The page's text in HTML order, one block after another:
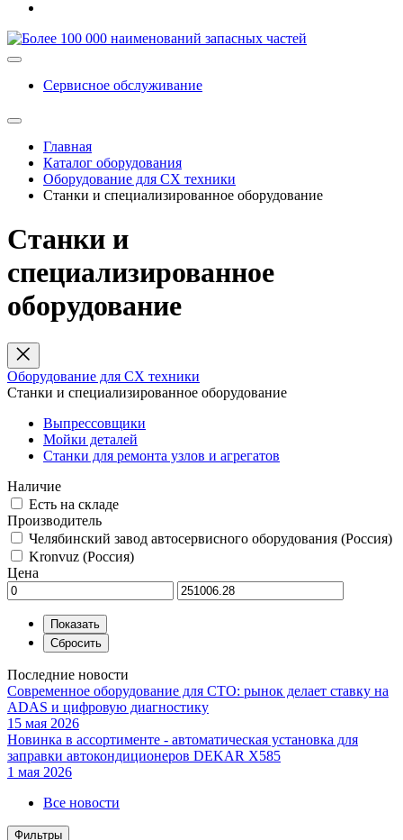
Сервисное обслуживание
Главная
Каталог оборудования
Оборудование для СХ техники
Станки и специализированное оборудование
Станки и
специализированное
оборудование
Оборудование для СХ техники
Станки и специализированное оборудование
Выпрессовщики
Мойки деталей
Станки для ремонта узлов и агрегатов
Наличие
Есть на складе
Производитель
Челябинский завод автосервисного оборудования (Россия)
Kronvuz (Россия)
Цена
Последние новости
Современное оборудование для СТО: рынок делает ставку на
ADAS и цифровую диагностику
15 мая 2026
Новинка в ассортименте - автоматическая установка для
заправки автокондиционеров DEKAR X585
1 мая 2026
Все новости
Фильтры